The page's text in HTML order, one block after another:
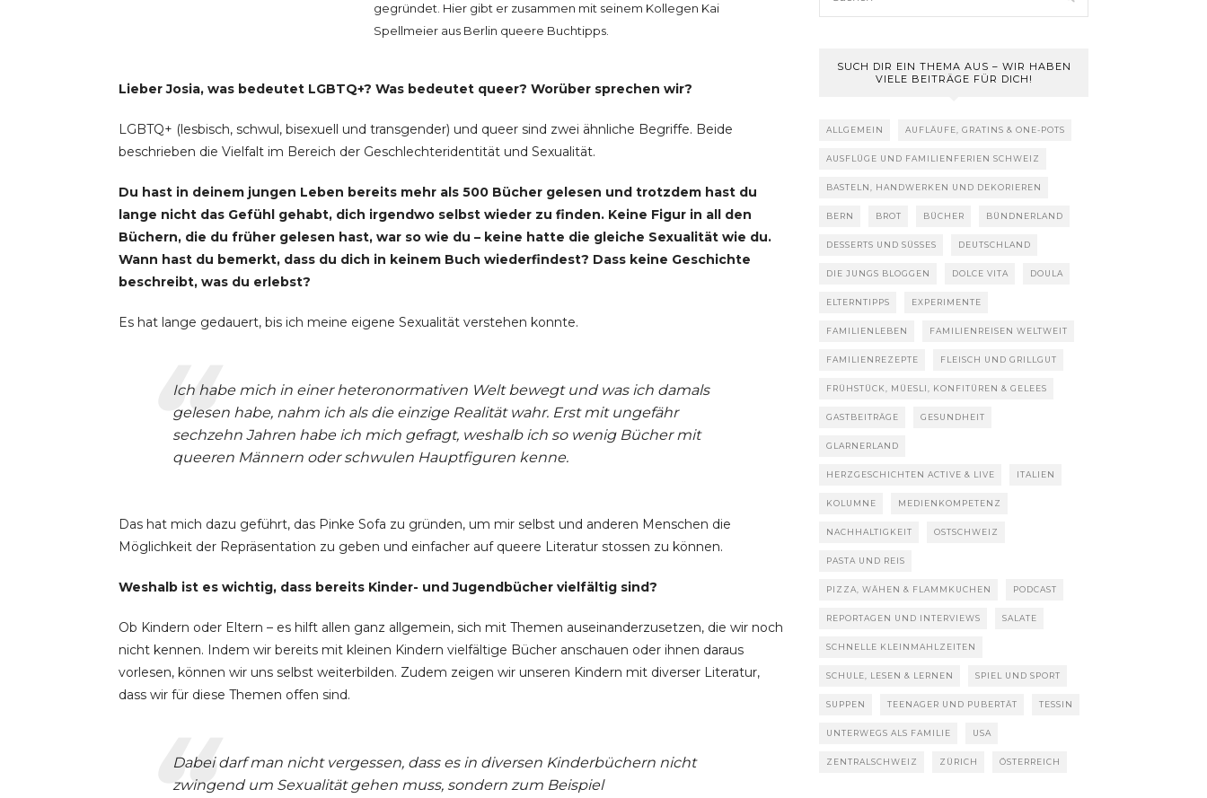
gegründet. Hier gibt er zusammen mit seinem Kollegen Kai
Spellmeier aus Berlin queere Buchtipps.
Lieber Josia, was bedeutet LGBTQ+? Was bedeutet queer? Worüber sprechen wir?
LGBTQ+ (lesbisch, schwul, bisexuell und transgender) und queer sind zwei ähnliche Begriffe. Beide
beschrieben die Vielfalt im Bereich der Geschlechteridentität und Sexualität.
Du hast in deinem jungen Leben bereits mehr als 500 Bücher gelesen und trotzdem hast du
lange nicht das Gefühl gehabt, dich irgendwo selbst wieder zu finden. Keine Figur in all den
Büchern, die du früher gelesen hast, war so wie du – keine hatte die gleiche Sexualität wie du.
Wann hast du bemerkt, dass du dich in keinem Buch wiederfindest? Dass keine Geschichte
beschreibt, was du erlebst?
Es hat lange gedauert, bis ich meine eigene Sexualität verstehen konnte.
Ich habe mich in einer heteronormativen Welt bewegt und was ich damals
gelesen habe, nahm ich als die einzige Realität wahr. Erst mit ungefähr
sechzehn Jahren habe ich mich gefragt, weshalb ich so wenig Bücher mit
queeren Männern oder schwulen Hauptfiguren kenne.
Das hat mich dazu geführt, das Pinke Sofa zu gründen, um mir selbst und anderen Menschen die
Möglichkeit der Repräsentation zu geben und einfacher auf queere Literatur stossen zu können.
Weshalb ist es wichtig, dass bereits Kinder- und Jugendbücher vielfältig sind?
Ob Kindern oder Eltern – es hilft allen ganz allgemein, sich mit Themen auseinanderzusetzen, die wir noch
nicht kennen. Indem wir bereits mit kleinen Kindern vielfältige Bücher anschauen oder ihnen daraus
vorlesen, können wir uns selbst weiterbilden. Zudem zeigen wir unseren Kindern mit diverser Literatur,
dass wir für diese Themen offen sind.
Dabei darf man nicht vergessen, dass es in diversen Kinderbüchern nicht
zwingend um Sexualität gehen muss, sondern zum Beispiel
SUCH DIR EIN THEMA AUS – WIR HABEN
VIELE BEITRÄGE FÜR DICH!
ALLGEMEIN AUFLÄUFE, GRATINS & ONE-POTS
AUSFLÜGE UND FAMILIENFERIEN SCHWEIZ
BASTELN, HANDWERKEN UND DEKORIEREN
BERN BROT BÜCHER BÜNDNERLAND
DESSERTS UND SÜSSES DEUTSCHLAND
DIE JUNGS BLOGGEN DOLCE VITA DOULA
ELTERNTIPPS EXPERIMENTE
FAMILIENLEBEN FAMILIENREISEN WELTWEIT
FAMILIENREZEPTE FLEISCH UND GRILLGUT
FRÜHSTÜCK, MÜESLI, KONFITÜREN & GELEES
GASTBEITRÄGE GESUNDHEIT
GLARNERLAND
HERZGESCHICHTEN ACTIVE & LIVE ITALIEN
KOLUMNE MEDIENKOMPETENZ
NACHHALTIGKEIT OSTSCHWEIZ
PASTA UND REIS
PIZZA, WÄHEN & FLAMMKUCHEN PODCAST
REPORTAGEN UND INTERVIEWS SALATE
SCHNELLE KLEINMAHLZEITEN
SCHULE, LESEN & LERNEN SPIEL UND SPORT
SUPPEN TEENAGER UND PUBERTÄT TESSIN
UNTERWEGS ALS FAMILIE USA
ZENTRALSCHWEIZ ZÜRICH ÖSTERREICH